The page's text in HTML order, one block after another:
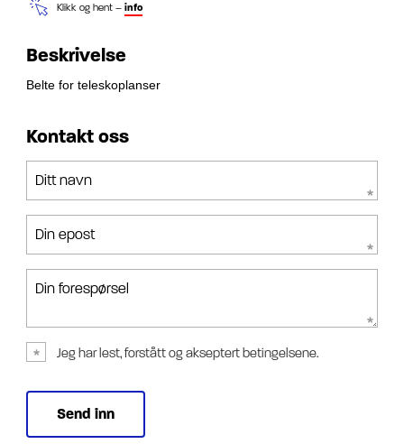
Klikk og hent – info
Beskrivelse
Belte for teleskoplanser
Kontakt oss
Ditt navn
Din epost
Din forespørsel
Jeg har lest, forstått og akseptert betingelsene.